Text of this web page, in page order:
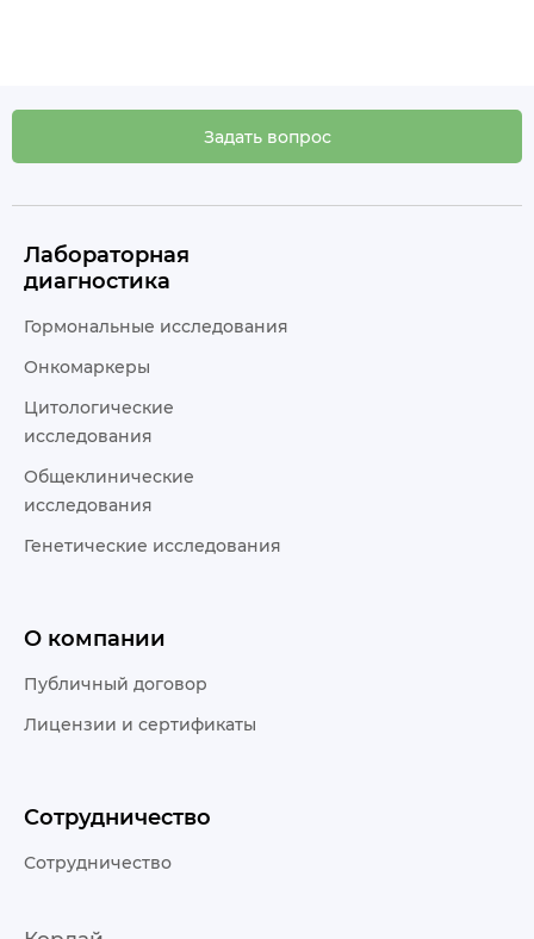
Задать вопрос
Лабораторная
диагностика
Гормональные исследования
Онкомаркеры
Цитологические
исследования
Общеклинические
исследования
Генетические исследования
О компании
Публичный договор
Лицензии и сертификаты
Сотрудничество
Сотрудничество